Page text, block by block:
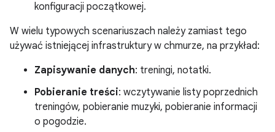
konfiguracji początkowej.
W wielu typowych scenariuszach należy zamiast tego
używać istniejącej infrastruktury w chmurze, na przykład:
Zapisywanie danych: treningi, notatki.
Pobieranie treści: wczytywanie listy poprzednich
treningów, pobieranie muzyki, pobieranie informacji
o pogodzie.